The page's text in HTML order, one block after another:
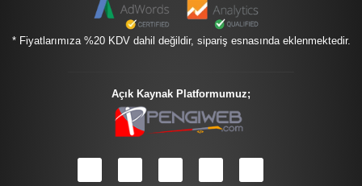
* Fiyatlarımıza %20 KDV dahil değildir, sipariş esnasında eklenmektedir.
Açık Kaynak Platformumuz;